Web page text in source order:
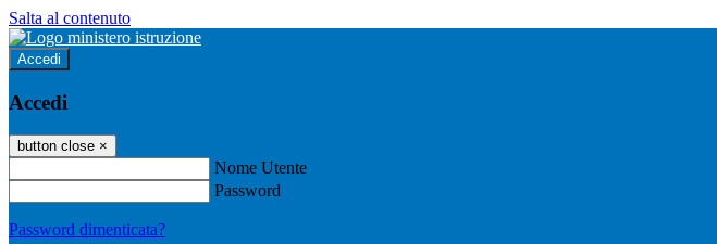
Salta al contenuto
Accedi
Accedi
button close ×
Nome Utente
Password
Password dimenticata?